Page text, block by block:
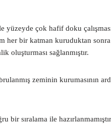
çok hafif doku
her bir katman kuruduktan
oluşturması sağlanmıştır.
zeminin kurumasının
bir sıralama ile